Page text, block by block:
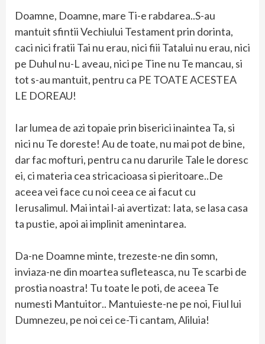
Doamne, Doamne, mare Ti-e rabdarea..S-au
mantuit sfintii Vechiului Testament prin dorinta,
caci nici fratii Tai nu erau, nici fiii Tatalui nu erau, nici
pe Duhul nu-L aveau, nici pe Tine nu Te mancau, si
tot s-au mantuit, pentru ca PE TOATE ACESTEA
LE DOREAU!
Iar lumea de azi topaie prin biserici inaintea Ta, si
nici nu Te doreste! Au de toate, nu mai pot de bine,
dar fac mofturi, pentru ca nu darurile Tale le doresc
ei, ci materia cea stricacioasa si pieritoare..De
aceea vei face cu noi ceea ce ai facut cu
Ierusalimul. Mai intai l-ai avertizat: Iata, se lasa casa
ta pustie, apoi ai implinit amenintarea.
Da-ne Doamne minte, trezeste-ne din somn,
inviaza-ne din moartea sufleteasca, nu Te scarbi de
prostia noastra! Tu toate le poti, de aceea Te
numesti Mantuitor.. Mantuieste-ne pe noi, Fiul lui
Dumnezeu, pe noi cei ce-Ti cantam, Aliluia!